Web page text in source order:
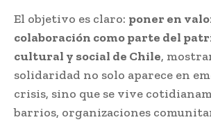
El objetivo es claro: poner en
colaboración como parte del
cultural y social de Chile,
solidaridad no solo aparece en
crisis, sino que se vive
barrios, organizaciones